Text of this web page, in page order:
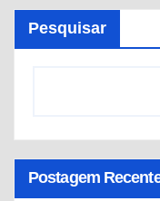
Pesquisar
Postagem